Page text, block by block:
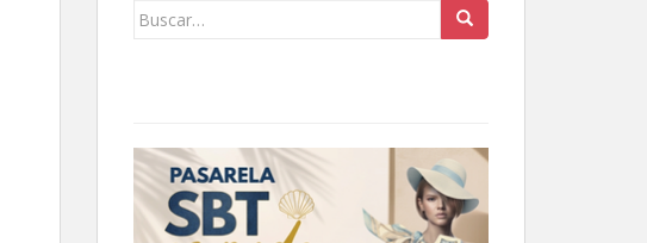
Buscar: